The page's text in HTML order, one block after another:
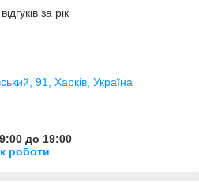
за рік
91, Харків, Україна
до 19:00
роботи